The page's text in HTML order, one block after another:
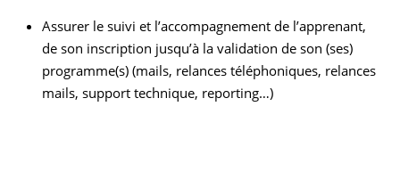
Assurer le suivi et l’accompagnement de l’apprenant,
de son inscription jusqu’à la validation de son (ses)
programme(s) (mails, relances téléphoniques, relances
mails, support technique, reporting…)